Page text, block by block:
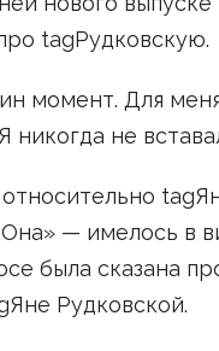
tagРудковскую.
момент. Для
не
— имелось в
была сказана
Рудковской.